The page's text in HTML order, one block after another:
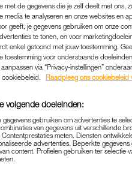
BOOS DAT
HEN TE
CANDAN
de gegevens die je zelf deelt met ons,
te analyseren en onze websites en
geeft, je gegevens gebruiken om onze
te tonen, en voor
enkel getoond met jouw toestemming.
voor onderstaande
via “Privacy-instellingen”
cookiebeleid.
Raadpleeg ons cookiebeleid
volgende doeleinden:
gebruiken om advertenties te
van gegevens uit verschillende
meten. Diensten
advertenties. Beperkte
content. Profielen gebruiken ter selectie